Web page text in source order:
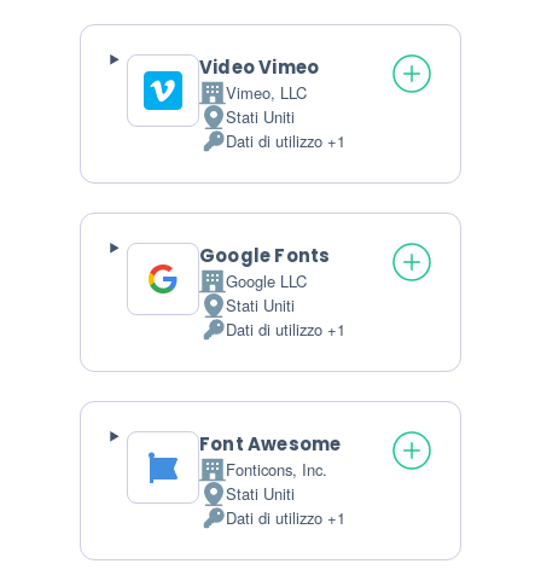
Video Vimeo
Azienda:
Vimeo, LLC
Luogo del trattamento:
Stati Uniti
Dati Personali trattati:
Dati di utilizzo +1
Google Fonts
Azienda:
Google LLC
Luogo del trattamento:
Stati Uniti
Dati Personali trattati:
Dati di utilizzo +1
Font Awesome
Azienda:Fonticons, Inc.
Luogo del trattamento:
Stati Uniti
Dati Personali trattati:
Dati di utilizzo +1